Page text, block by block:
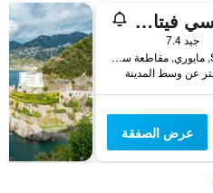
لا دولسي فيتا ريزيدنس
جيد 7.4
Ss163, 4, مايوري, مقاطعة ساليرنو, إيطاليا
عرض الصفقة